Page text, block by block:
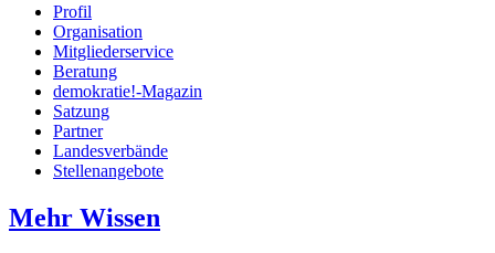
Profil
Organisation
Mitgliederservice
Beratung
demokratie!-Magazin
Satzung
Partner
Landesverbände
Stellenangebote
Mehr Wissen